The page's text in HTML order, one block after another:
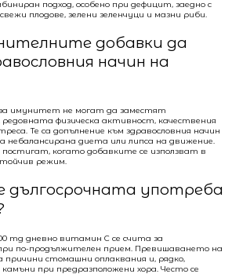
подход, особено при дефицит, заедно с
плодове, зелени зеленчуци и мазни риби.
добавки да
начин на
имунитет не могат да заместят
редовната физическа активност, качествения
Те са допълнение към здравословния начин
небалансирана диета или липса на движение.
когато добавките се използват в
режим.
дългосрочната употреба
mg дневно витамин C се счита за
по-продължителен прием. Превишаването на
причини стомашни оплаквания и, рядко,
при предразположени хора. Често се